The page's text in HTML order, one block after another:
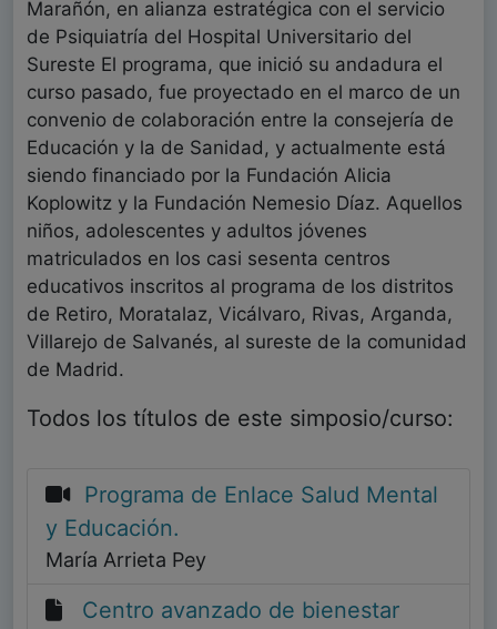
Marañón, en alianza estratégica con el servicio
de Psiquiatría del Hospital Universitario del
Sureste El programa, que inició su andadura el
curso pasado, fue proyectado en el marco de un
convenio de colaboración entre la consejería de
Educación y la de Sanidad, y actualmente está
siendo financiado por la Fundación Alicia
Koplowitz y la Fundación Nemesio Díaz. Aquellos
niños, adolescentes y adultos jóvenes
matriculados en los casi sesenta centros
educativos inscritos al programa de los distritos
de Retiro, Moratalaz, Vicálvaro, Rivas, Arganda,
Villarejo de Salvanés, al sureste de la comunidad
de Madrid.
Todos los títulos de este simposio/curso:
Programa de Enlace Salud Mental
y Educación.
María Arrieta Pey
Centro avanzado de bienestar